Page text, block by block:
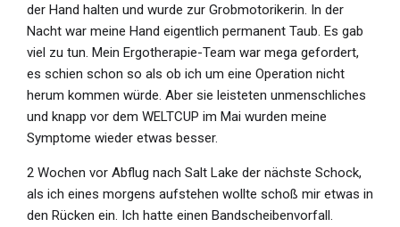
der Hand halten und wurde zur Grobmotorikerin. In der
Nacht war meine Hand eigentlich permanent Taub. Es gab
viel zu tun. Mein Ergotherapie-Team war mega gefordert,
es schien schon so als ob ich um eine Operation nicht
herum kommen würde. Aber sie leisteten unmenschliches
und knapp vor dem WELTCUP im Mai wurden meine
Symptome wieder etwas besser.
2 Wochen vor Abflug nach Salt Lake der nächste Schock,
als ich eines morgens aufstehen wollte schoß mir etwas in
den Rücken ein. Ich hatte einen Bandscheibenvorfall.